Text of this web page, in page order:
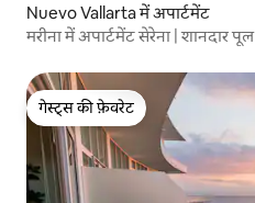
Nuevo Vallarta में अपार्टमेंट
मरीना में अपार्टमेंट सेरेना | शानदार पूल
गेस्ट्स की फ़ेवरेट
गेस्ट्स की फ़ेवरेट